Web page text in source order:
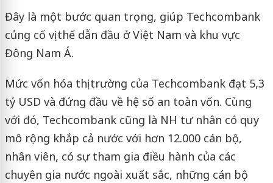
Đây là một bước quan trọng, giúp Techcombank
củng cố vị thế dẫn đầu ở Việt Nam và khu vực
Đông Nam Á.
Mức vốn hóa thị trường của Techcombank đạt 5,3
tỷ USD và đứng đầu về hệ số an toàn vốn. Cùng
với đó, Techcombank cũng là NH tư nhân có quy
mô rộng khắp cả nước với hơn 12.000 cán bộ,
nhân viên, có sự tham gia điều hành của các
chuyên gia nước ngoài xuất sắc, những cán bộ